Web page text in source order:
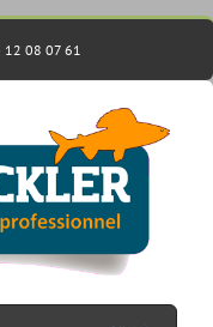
12 08 07 61